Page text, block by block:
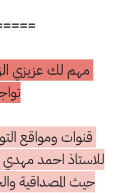
مهم لك عزيزي
قنوات ومواقع
للاستاذ احمد مهدي
حيث المصداقية